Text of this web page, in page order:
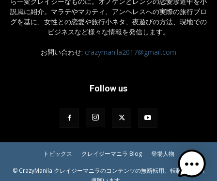
説風に紹介。マラテやマカティ、アンヘレスへの実際の旅行ブロ
グを基に、女性との恋愛や旅行小ネタ、夜遊びの方法、現地での
ビジネスなど様々な情報を発信します。
お問い合わせ: crazymanila2017@gmail.com
Follow us
トピックス クレイジーマニラ Blog 登場人物
© CrazyManila クレイジーマニラのコンテンツの無断転用、転載等はご遠